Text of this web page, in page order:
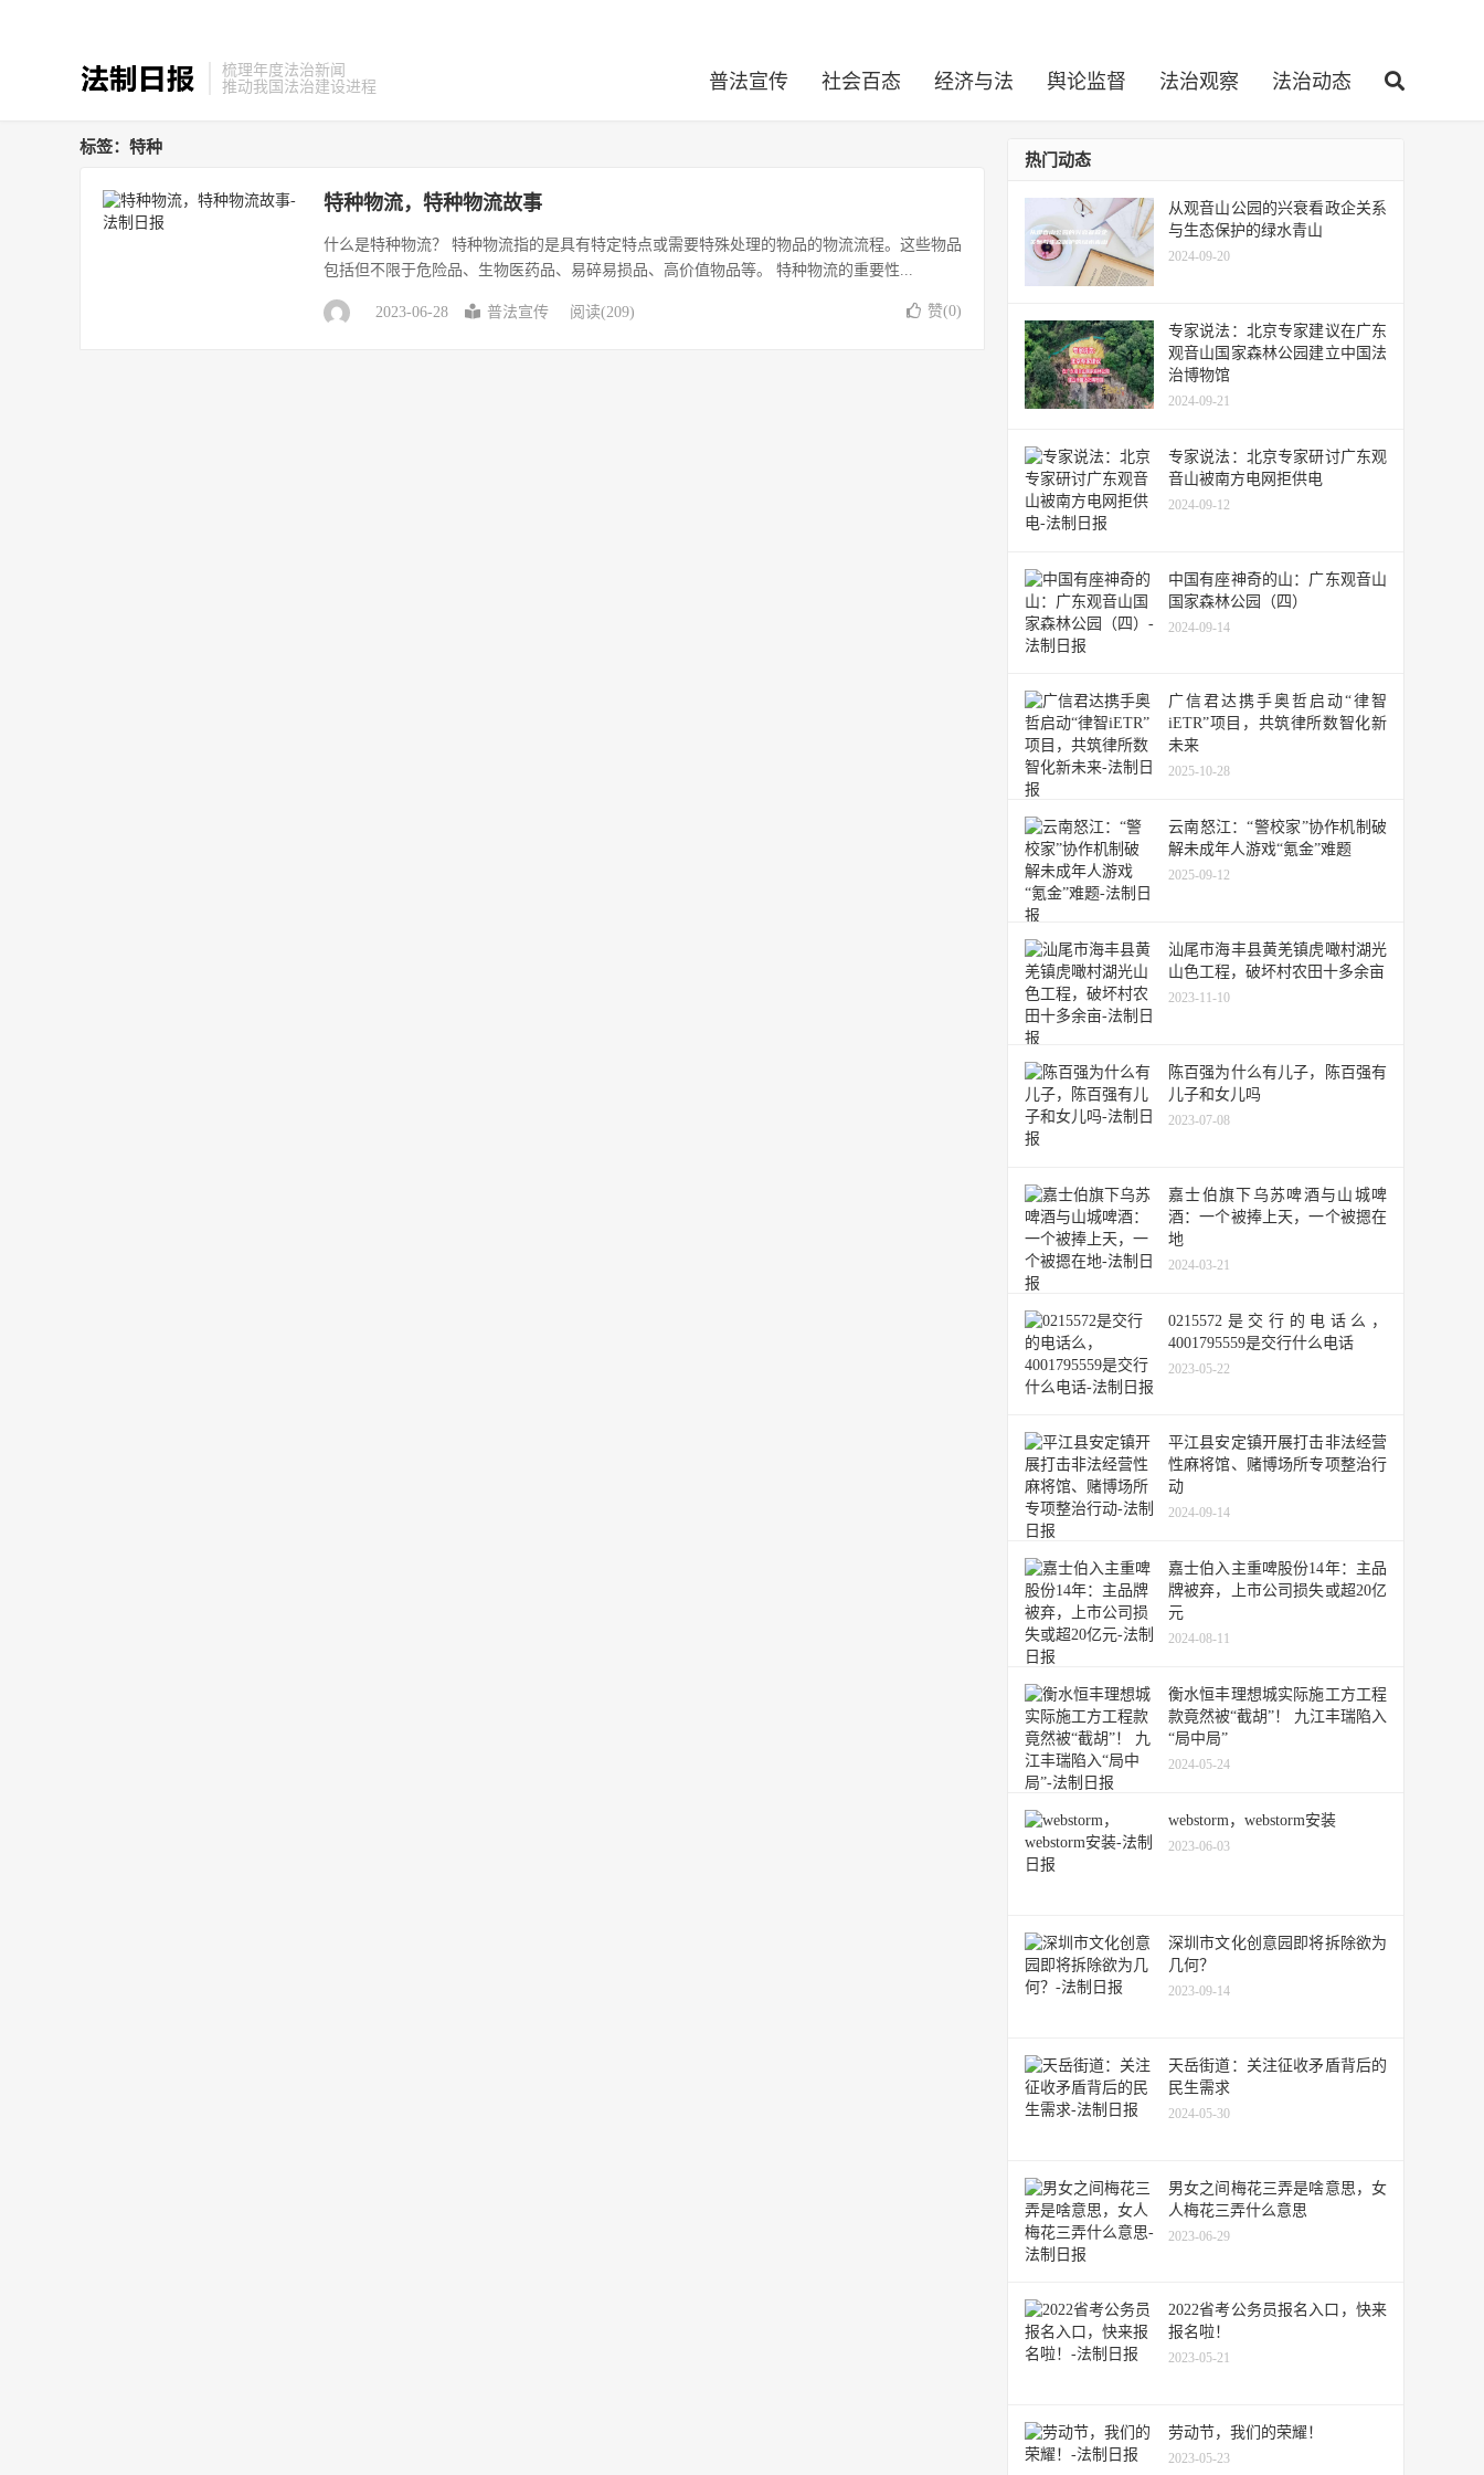
梳理年度法治新闻
推动我国法治建设进程
普法宣传 社会百态 经济与法 舆论监督 法治观察 法治动态
标签：特种
特种物流，特种物流故事
什么是特种物流？ 特种物流指的是具有特定特点或需要特殊处理的物品的物流流程。这些物品
包括但不限于危险品、生物医药品、易碎易损品、高价值物品等。 特种物流的重要性...
2023-06-28 普法宣传 阅读(209) 赞(0)
热门动态
从观音山公园的兴衰看政企关系
与生态保护的绿水青山
2024-09-20
专家说法：北京专家建议在广东
观音山国家森林公园建立中国法
治博物馆
2024-09-21
专家说法：北京专家研讨广东观
音山被南方电网拒供电
2024-09-12
中国有座神奇的山：广东观音山
国家森林公园（四）
2024-09-14
广信君达携手奥哲启动“律智
iETR”项目，共筑律所数智化新
未来
2025-10-28
云南怒江：“警校家”协作机制破
解未成年人游戏“氪金”难题
2025-09-12
汕尾市海丰县黄羌镇虎噉村湖光
山色工程，破坏村农田十多余亩
2023-11-10
陈百强为什么有儿子，陈百强有
儿子和女儿吗
2023-07-08
嘉士伯旗下乌苏啤酒与山城啤
酒：一个被捧上天，一个被摁在
地
2024-03-21
0215572是交行的电话么，
4001795559是交行什么电话
2023-05-22
平江县安定镇开展打击非法经营
性麻将馆、赌博场所专项整治行
动
2024-09-14
嘉士伯入主重啤股份14年：主品
牌被弃，上市公司损失或超20亿
元
2024-08-11
衡水恒丰理想城实际施工方工程
款竟然被“截胡”！ 九江丰瑞陷入
“局中局”
2024-05-24
webstorm，webstorm安装
2023-06-03
深圳市文化创意园即将拆除欲为
几何？
2023-09-14
天岳街道：关注征收矛盾背后的
民生需求
2024-05-30
男女之间梅花三弄是啥意思，女
人梅花三弄什么意思
2023-06-29
2022省考公务员报名入口，快来
报名啦！
2023-05-21
劳动节，我们的荣耀！
2023-05-23